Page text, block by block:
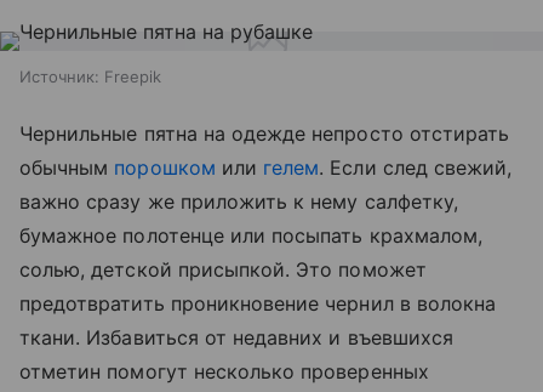
Источник: Freepik
Чернильные пятна на одежде непросто отстирать
обычным порошком или гелем. Если след свежий,
важно сразу же приложить к нему салфетку,
бумажное полотенце или посыпать крахмалом,
солью, детской присыпкой. Это поможет
предотвратить проникновение чернил в волокна
ткани. Избавиться от недавних и въевшихся
отметин помогут несколько проверенных